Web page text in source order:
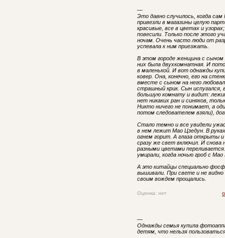
—
Это давно случилось, когда
привезли в магазины целую
красивые, все в цветах и
повесили. Только после этого
ночам. Очень часто люди от
успевала к ним приезжать.
В этом городе женщина с
них была двухкомнатная. И
в маленькой. И вот однажды
ковер. Она, конечно, его на
вместе с сыном на него
страшный крик. Сын испугался,
большую комнату и видит:
нет никаких ран и синяков,
Никто ничего не понимает, а
потом следователем взяли),
Стало темно и все увидели
в нем лежит Мао Цзедун. В
огнем горит. А глаза открыты
сразу же свет включил. И снова
разными цветами
умирали, когда ночью гроб с
А это китайцы специально
вышивали. При свете и не
своим вождем прощались.
Оценка: нет
—
Однажды семья купила
детям, что нельзя